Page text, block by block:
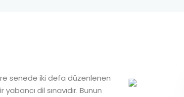
senede iki defa düzenlenen
dil sınavıdır. Bunun